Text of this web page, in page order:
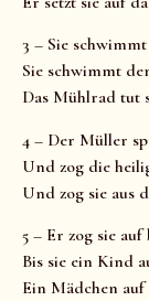
3 – Sie
Sie schwimmt
Das Mühlrad tut
4 – Der Müller
Und zog die
Und zog sie aus
5 – Er zog sie
Bis sie ein Kind
Ein Mädchen auf